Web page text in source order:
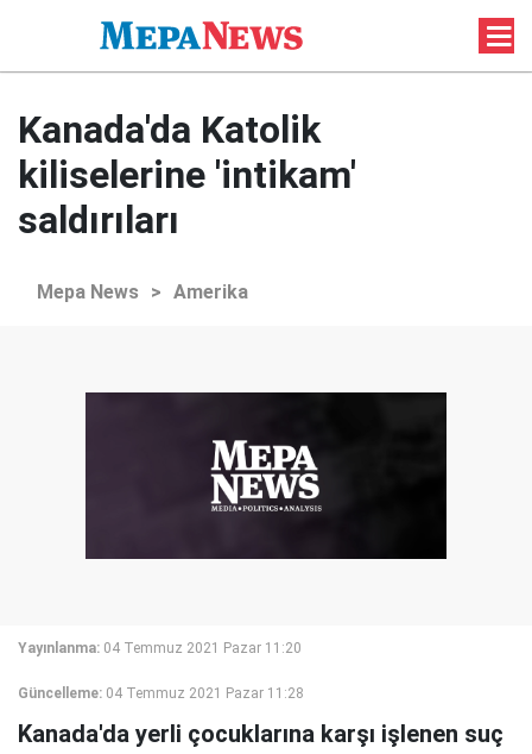
Kanada'da Katolik
kiliselerine 'intikam'
saldırıları
Mepa News > Amerika
Yayınlanma: 04 Temmuz 2021 Pazar 11:20
Güncelleme: 04 Temmuz 2021 Pazar 11:28
Kanada'da yerli çocuklarına karşı işlenen suç